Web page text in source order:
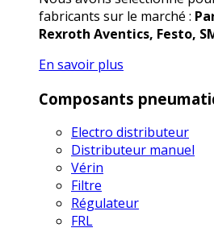
fabricants sur le marché :
Rexroth Aventics, Festo,
En savoir plus
Composants
Electro distributeur
Distributeur manuel
Vérin
Filtre
Régulateur
FRL